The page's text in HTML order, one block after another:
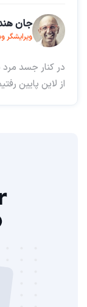
جان
ویرایشگر
در کنار جسد
از لاین پایین